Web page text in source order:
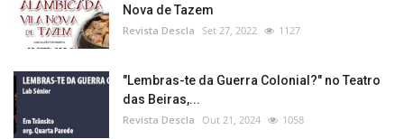
Nova de Tazem
Revista Descla Set 27, 2022 1127
"Lembras-te da Guerra Colonial?" no Teatro
das Beiras,...
Revista Descla Out 21, 2024 1058